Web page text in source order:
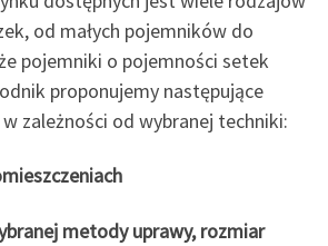
od małych pojemników do
pojemniki o pojemności setek
proponujemy następujące
zależności od wybranej techniki:
metody uprawy, rozmiar